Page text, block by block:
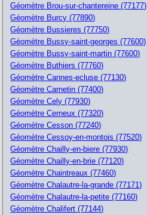
Géomètre Brou-sur-chantereine (77177)
Géomètre Burcy (77890)
Géomètre Bussieres (77750)
Géomètre Bussy-saint-georges (77600)
Géomètre Bussy-saint-martin (77600)
Géomètre Buthiers (77760)
Géomètre Cannes-ecluse (77130)
Géomètre Carnetin (77400)
Géomètre Cely (77930)
Géomètre Cerneux (77320)
Géomètre Cesson (77240)
Géomètre Cessoy-en-montois (77520)
Géomètre Chailly-en-biere (77930)
Géomètre Chailly-en-brie (77120)
Géomètre Chaintreaux (77460)
Géomètre Chalautre-la-grande (77171)
Géomètre Chalautre-la-petite (77160)
Géomètre Chalifert (77144)